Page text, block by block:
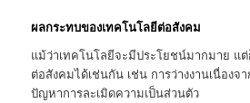
ผลกระทบของเทคโนโลยีต่อสังคม
แม้ว่าเทคโนโลยีจะมีประโยชน์มากมาย แ
ต่อสังคมได้เช่นกัน เช่น การว่างงานเนื่องจ
ปัญหาการละเมิดความเป็นส่วนตัว